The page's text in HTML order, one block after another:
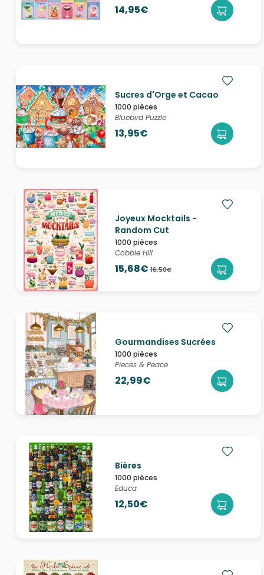
14,95€
Sucres d'Orge et Cacao
1000 pièces
Bluebird Puzzle
13,95€
Joyeux Mocktails -
Random Cut
1000 pièces
Cobble Hill
15,68€ 16,50€
Gourmandises Sucrées
1000 pièces
Pieces & Peace
22,99€
Bières
1000 pièces
Educa
12,50€